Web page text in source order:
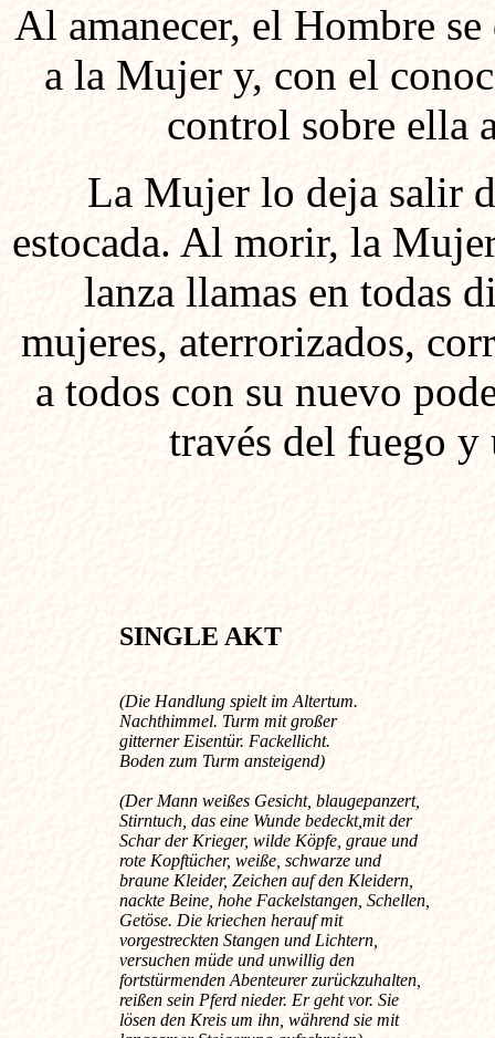
Al amanecer, el Hombre
a la Mujer y, con el
control sobre ella
La Mujer lo deja salir
estocada. Al morir, la
lanza llamas en todas
mujeres, aterrorizados,
a todos con su nuevo
través del fuego
SINGLE AKT
(Die Handlung spielt im Altertum.
Nachthimmel. Turm mit großer
gitterner Eisentür. Fackellicht.
Boden zum Turm ansteigend)
(Der Mann weißes Gesicht, blaugepanzert,
Stirntuch, das eine Wunde bedeckt,mit der
Schar der Krieger, wilde Köpfe, graue und
rote Kopftücher, weiße, schwarze und
braune Kleider, Zeichen auf den Kleidern,
nackte Beine, hohe Fackelstangen, Schellen,
Getöse. Die kriechen herauf mit
vorgestreckten Stangen und Lichtern,
versuchen müde und unwillig den
fortstürmenden Abenteurer zurückzuhalten,
reißen sein Pferd nieder. Er geht vor. Sie
lösen den Kreis um ihn, während sie mit